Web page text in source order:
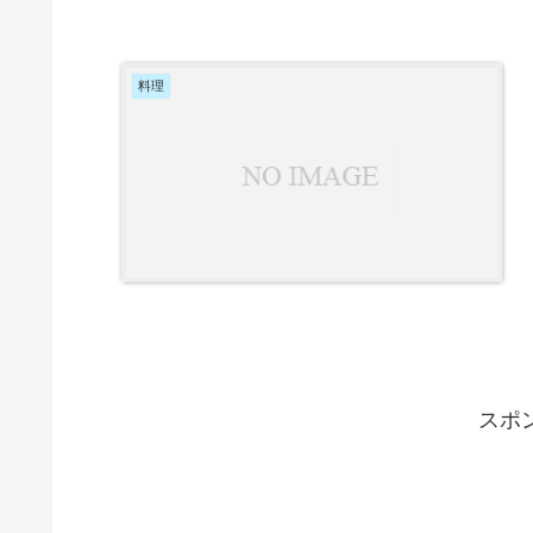
料理
スポ